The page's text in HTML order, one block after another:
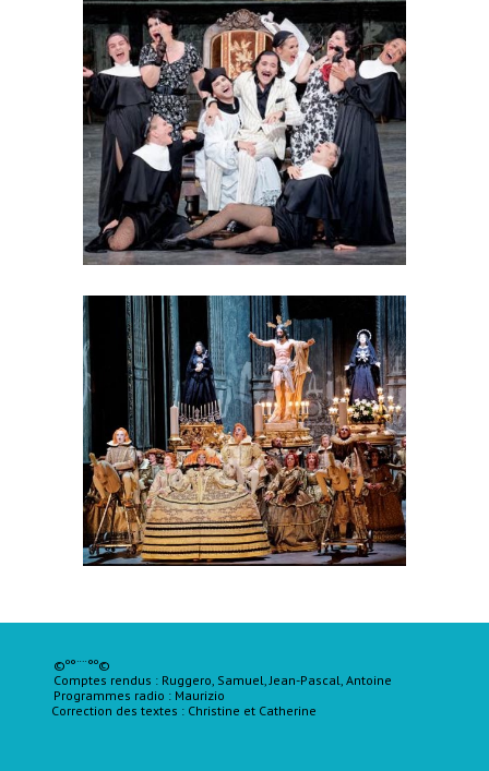
©º°¨¨°º©
Comptes rendus : Ruggero, Samuel, Jean-Pascal, Antoine
Programmes radio : Maurizio
Correction des textes : Christine et Catherine